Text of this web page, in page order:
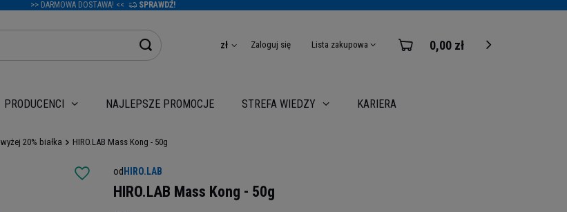
>> DARMOWA DOSTAWA! << SPRAWDŹ!
zł Zaloguj się Lista zakupowa 0,00 zł
PRODUCENCI NAJLEPSZE PROMOCJE STREFA WIEDZY KARIERA
20% białka HIRO.LAB Mass Kong - 50g
od HIRO.LAB
HIRO.LAB Mass Kong - 50g